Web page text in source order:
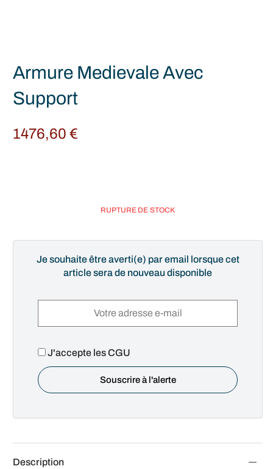
Armure Medievale Avec
Support
1476,60€
RUPTURE DE STOCK
Je souhaite être averti(e) par email lorsque cet
article sera de nouveau disponible
J'accepte les CGU
Description